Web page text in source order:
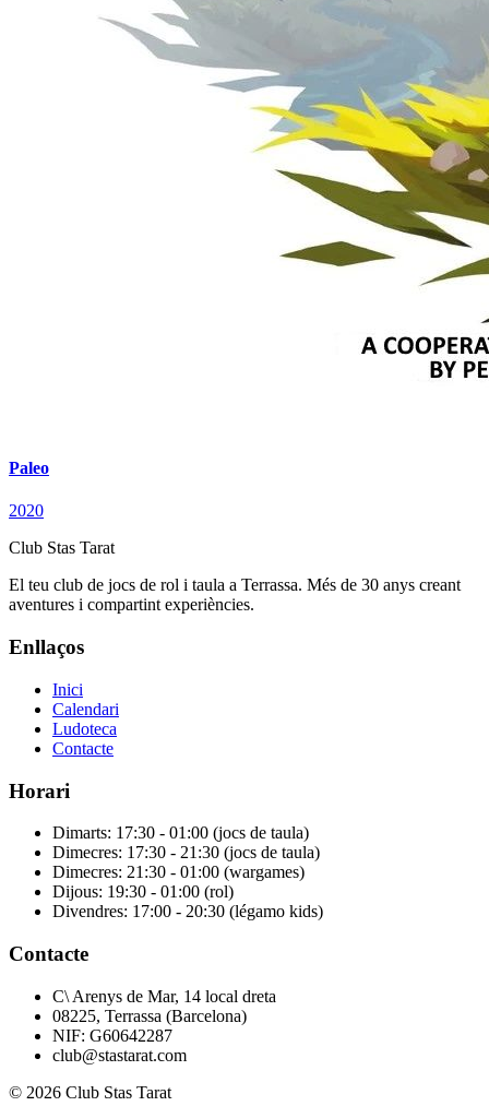
Paleo
2020
Club Stas Tarat
El teu club de jocs de rol i taula a Terrassa. Més de 30 anys creant
aventures i compartint experiències.
Enllaços
Inici
Calendari
Ludoteca
Contacte
Horari
Dimarts: 17:30 - 01:00 (jocs de taula)
Dimecres: 17:30 - 21:30 (jocs de taula)
Dimecres: 21:30 - 01:00 (wargames)
Dijous: 19:30 - 01:00 (rol)
Divendres: 17:00 - 20:30 (légamo kids)
Contacte
C\ Arenys de Mar, 14 local dreta
08225, Terrassa (Barcelona)
NIF: G60642287
club@stastarat.com
© 2026 Club Stas Tarat